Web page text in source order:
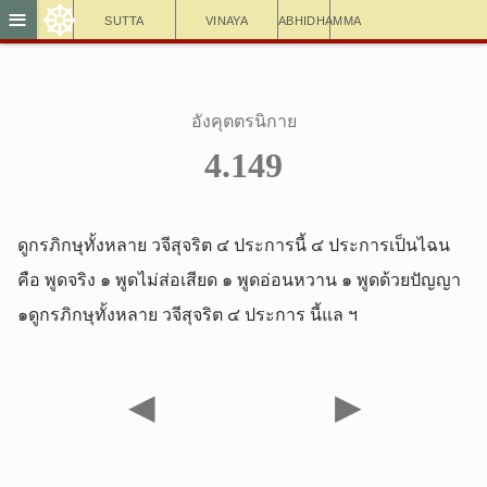
Sutta Vinaya Abhidhamma
≡ ☸
อังคุตตรนิกาย
4.149
ดูกรภิกษุทั้งหลาย วจีสุจริต ๔ ประการนี้ ๔ ประการเป็นไฉน
คือ พูดจริง ๑ พูดไม่ส่อเสียด ๑ พูดอ่อนหวาน ๑ พูดด้วยปัญญา
๑ดูกรภิกษุทั้งหลาย วจีสุจริต ๔ ประการ นี้แล ฯ
◀ ▶